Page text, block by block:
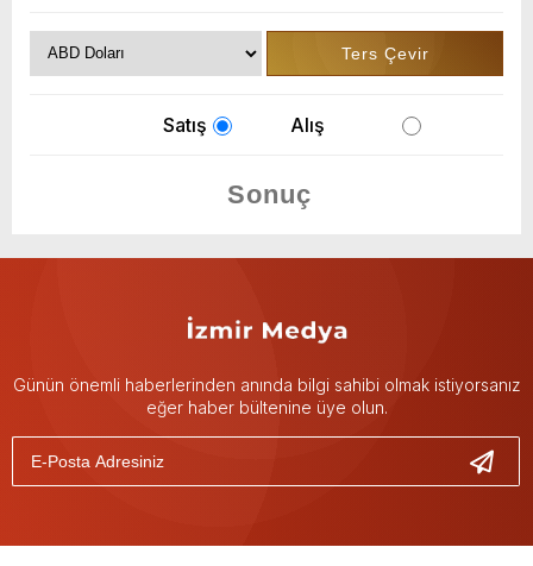
Satış Alış
Günün önemli haberlerinden anında bilgi sahibi olmak istiyorsanız
eğer haber bültenine üye olun.